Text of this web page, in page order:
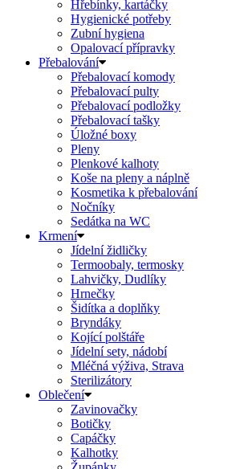
Hřebínky, kartáčky
Hygienické potřeby
Zubní hygiena
Opalovací přípravky
Přebalování
Přebalovací komody
Přebalovací pulty
Přebalovací podložky
Přebalovací tašky
Úložné boxy
Pleny
Plenkové kalhoty
Koše na pleny a náplně
Kosmetika k přebalování
Nočníky
Sedátka na WC
Krmení
Jídelní židličky
Termoobaly, termosky
Lahvičky, Dudlíky
Hrnečky
Šidítka a doplňky
Bryndáky
Kojící polštáře
Jídelní sety, nádobí
Mléčná výživa, Strava
Sterilizátory
Oblečení
Zavinovačky
Botičky
Capáčky
Kalhotky